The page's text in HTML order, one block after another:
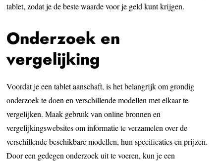
tablet, zodat je de beste waarde voor je geld kunt krijgen.
Onderzoek en
vergelijking
Voordat je een tablet aanschaft, is het belangrijk om grondig
onderzoek te doen en verschillende modellen met elkaar te
vergelijken. Maak gebruik van online bronnen en
vergelijkingswebsites om informatie te verzamelen over de
verschillende beschikbare modellen, hun specificaties en prijzen.
Door een gedegen onderzoek uit te voeren, kun je een